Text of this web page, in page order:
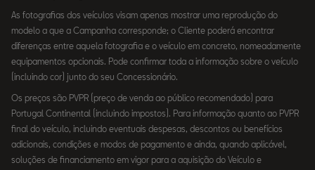
As fotografias dos veículos visam apenas mostrar uma reprodução do
modelo a que a Campanha corresponde; o Cliente poderá encontrar
diferenças entre aquela fotografia e o veículo em concreto, nomeadamente
equipamentos opcionais. Pode confirmar toda a informação sobre o veículo
(incluindo cor) junto do seu Concessionário.
Os preços são PVPR (preço de venda ao público recomendado) para
Portugal Continental (incluindo impostos). Para informação quanto ao PVPR
final do veículo, incluindo eventuais despesas, descontos ou benefícios
adicionais, condições e modos de pagamento e ainda, quando aplicável,
soluções de financiamento em vigor para a aquisição do Veículo e